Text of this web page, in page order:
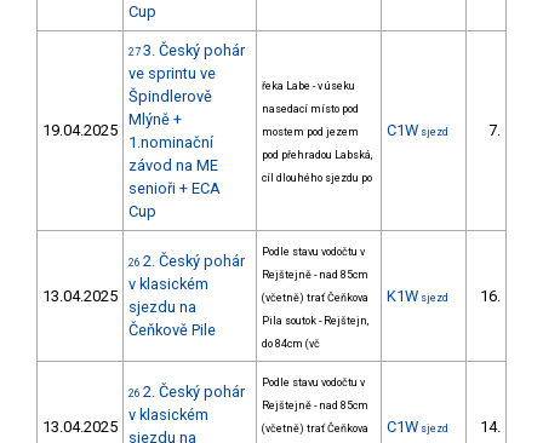
Cup
19.04.2025
27 3. Český pohár
ve sprintu ve
Špindlerově
Mlýně +
1.nominační
závod na ME
senioři + ECA
Cup
řeka Labe - v úseku
nasedací místo pod
mostem pod jezem
pod přehradou Labská,
cíl dlouhého sjezdu po
C1W sjezd 7.
13.04.2025
26 2. Český pohár
v klasickém
sjezdu na
Čeňkově Pile
Podle stavu vodočtu v
Rejštejně - nad 85cm
(včetně) trať Čeňkova
Pila soutok - Rejštejn,
do 84cm (vč
K1W sjezd 16.
13.04.2025
26 2. Český pohár
v klasickém
sjezdu na
Podle stavu vodočtu v
Rejštejně - nad 85cm
(včetně) trať Čeňkova
C1W sjezd 14.